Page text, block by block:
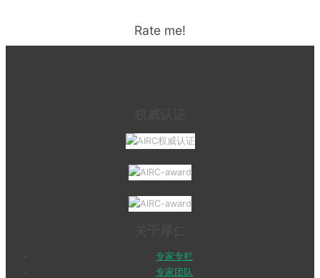
Rate me!
专家专栏
专家团队